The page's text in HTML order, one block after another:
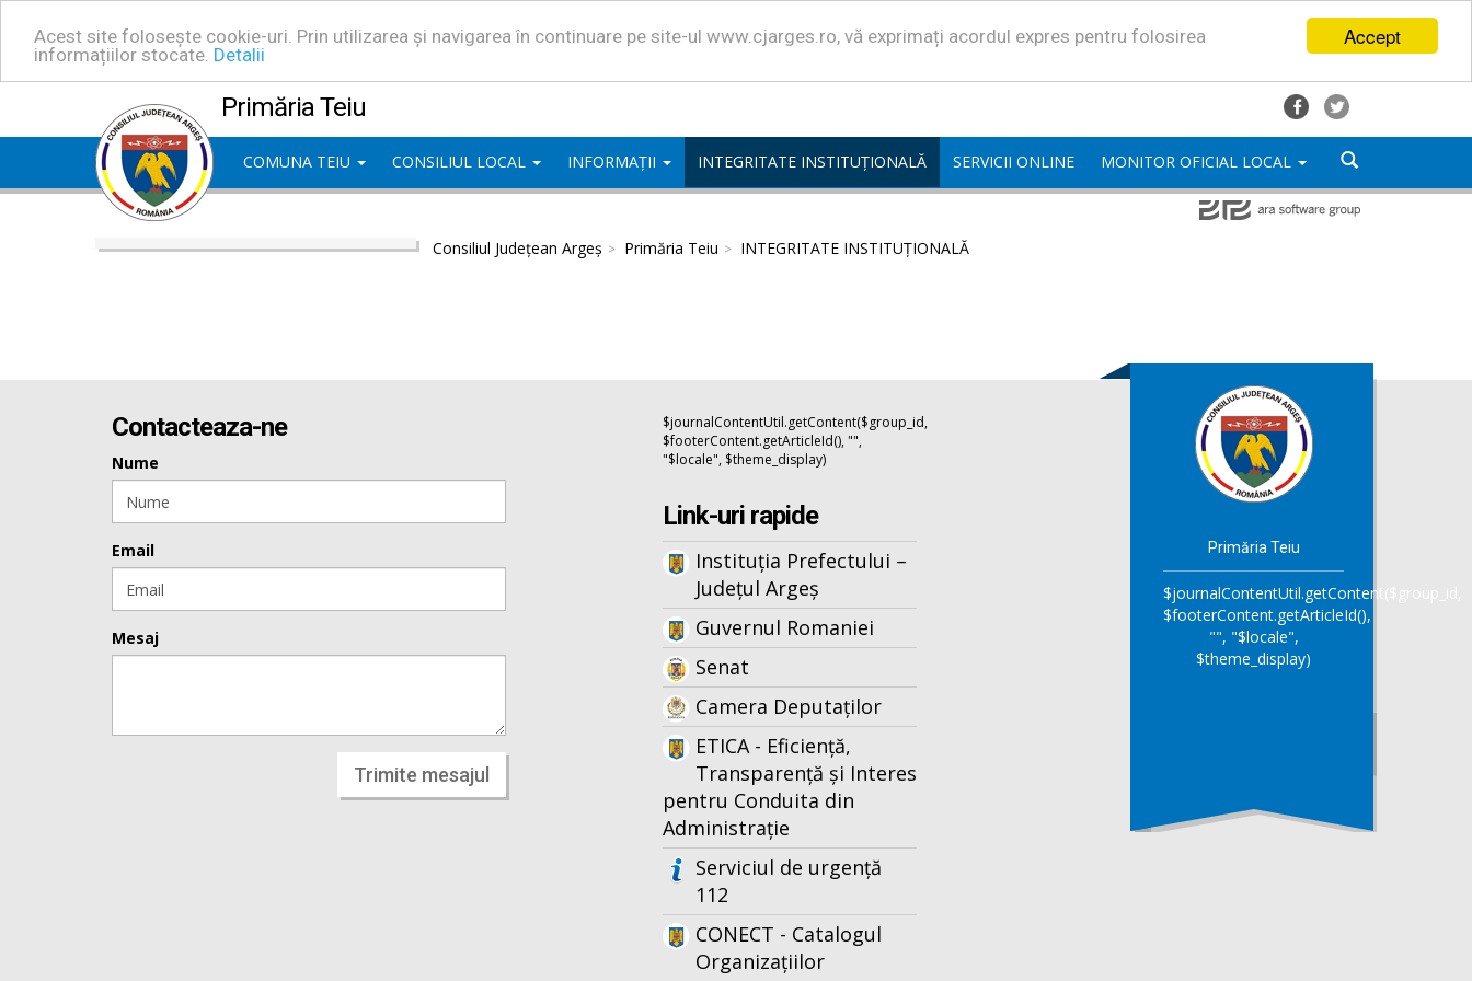
Accept
Acest site folosește cookie-uri. Prin utilizarea și navigarea în continuare pe site-ul www.cjarges.ro, vă exprimați acordul expres pentru folosirea
informațiilor stocate. Detalii
Primăria Teiu
COMUNA TEIU CONSILIUL LOCAL INFORMAȚII INTEGRITATE INSTITUȚIONALĂ SERVICII ONLINE MONITOR OFICIAL LOCAL
Consiliul Județean Argeș Primăria Teiu INTEGRITATE INSTITUȚIONALĂ
Contacteaza-ne
Nume
Email
Mesaj
Trimite mesajul
$journalContentUtil.getContent($group_id,
$footerContent.getArticleId(), "",
"$locale", $theme_display)
Link-uri rapide
Instituția Prefectului –
Județul Argeș
Guvernul Romaniei
Senat
Camera Deputaților
ETICA - Eficiență,
Transparență și Interes
pentru Conduita din
Administrație
Serviciul de urgență
112
CONECT - Catalogul
Organizațiilor
Primăria Teiu
$journalContentUtil.getContent($group_id,
$footerContent.getArticleId(),
"", "$locale",
$theme_display)